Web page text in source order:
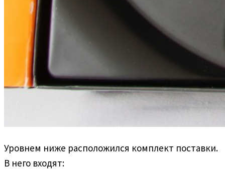
Уровнем ниже расположился комплект поставки.
В него входят: